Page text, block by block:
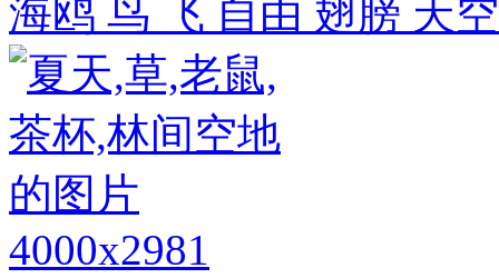
海鸥 鸟 飞 自由 翅膀 天
4000x2981